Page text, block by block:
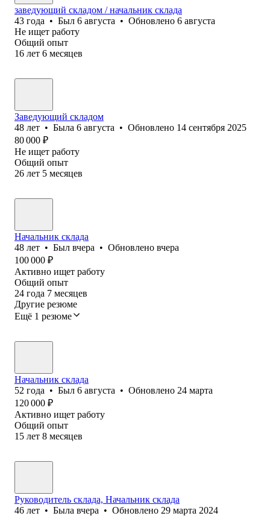
заведующий складом / начальник склада
43 года • Был 6 августа • Обновлено 6 августа
Не ищет работу
Общий опыт
16 лет 6 месяцев
Заведующий складом
48 лет • Была 6 августа • Обновлено 14 сентября 2025
80 000 ₽
Не ищет работу
Общий опыт
26 лет 5 месяцев
Начальник склада
48 лет • Был вчера • Обновлено вчера
100 000 ₽
Активно ищет работу
Общий опыт
24 года 7 месяцев
Другие резюме
Ещё 1 резюме
Начальник склада
52 года • Был 6 августа • Обновлено 24 марта
120 000 ₽
Активно ищет работу
Общий опыт
15 лет 8 месяцев
Руководитель склада, Начальник склада
46 лет • Была вчера • Обновлено 29 марта 2024